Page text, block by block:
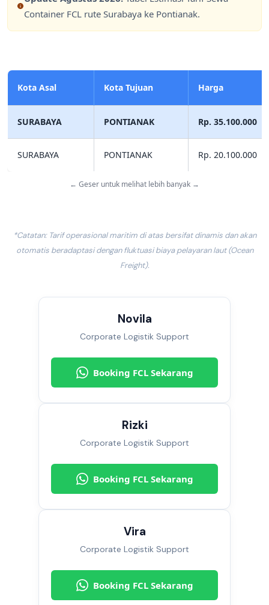
Container FCL rute Surabaya ke Pontianak.
Kota Asal Kota Tujuan Harga
SURABAYA PONTIANAK Rp. 35.100.000
SURABAYA PONTIANAK Rp. 20.100.000
← Geser untuk melihat lebih banyak →
*Catatan: Tarif operasional maritim di atas bersifat dinamis dan akan
otomatis beradaptasi dengan fluktuasi biaya pelayaran laut (Ocean
Freight).
Novila
Corporate Logistik Support
Booking FCL Sekarang
Rizki
Corporate Logistik Support
Booking FCL Sekarang
Vira
Corporate Logistik Support
Booking FCL Sekarang